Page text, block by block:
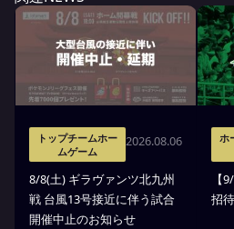
トップチームホー
ムゲーム
2026.08.06
8/8(土) ギラヴァンツ北九州
戦 台風13号接近に伴う試合
開催中止のお知らせ
ホ
【
招